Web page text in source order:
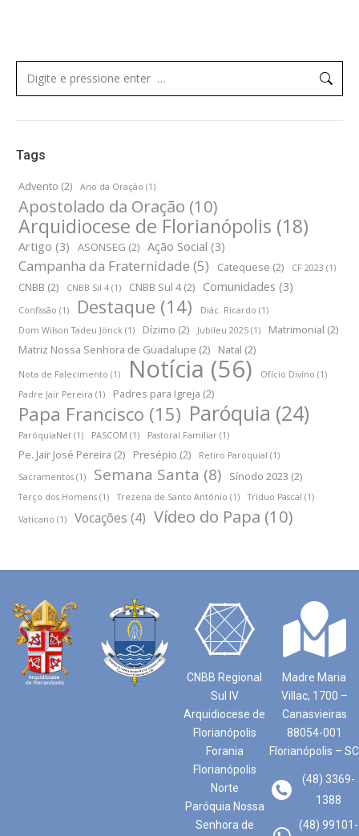
Tags
Advento (2) Ano da Oração (1)
Apostolado da Oração (10)
Arquidiocese de Florianópolis (18)
Artigo (3) ASONSEG (2) Ação Social (3)
Campanha da Fraternidade (5) Catequese (2) CF 2023 (1)
CNBB (2) CNBB Sil 4 (1) CNBB Sul 4(2) Comunidades (3)
Confissão (1) Destaque (14) Diác. Ricardo (1)
Dom Wilson Tadeu Jönck (1) Dízimo (2) Jubileu 2025 (1) Matrimonial (2)
Matriz Nossa Senhora de Guadalupe (2) Natal (2)
Nota de Falecimento (1) Notícia (56) Ofício Divíno (1)
Padre Jair Pereira (1) Padres para Igreja (2)
Papa Francisco (15) Paróquia (24)
ParóquiaNet (1) PASCOM (1) Pastoral Familiar (1)
Pe. Jair José Pereira (2) Presépio (2) Retiro Paroquial (1)
Sacramentos (1) Semana Santa (8) Sínodo 2023 (2)
Terço dos Homens (1) Trezena de Santo Antônio (1) Tríduo Pascal (1)
Vaticano (1) Vocações (4) Vídeo do Papa (10)
CNBB Regional
Sul IV
Arquidiocese de
Florianópolis
Forania
Florianópolis
Norte
Paróquia Nossa
Senhora de
Madre Maria
Villac, 1700 –
Canasvieiras
88054-001
Florianópolis – SC
(48) 3369-
1388
(48) 99101-